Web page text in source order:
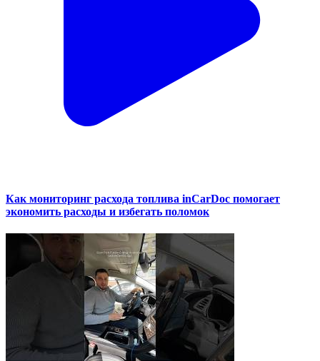
Как мониторинг расхода топлива inCarDoc помогает
экономить расходы и избегать поломок